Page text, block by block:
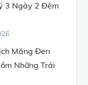
3 Ngày 2 Đêm
Măng Đen
Những Trải